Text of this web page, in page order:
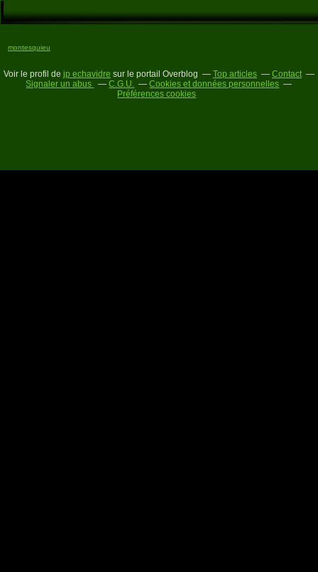
montesquieu
Voir le profil de jp echavidre sur le portail Overblog Top articles
Contact
Signaler un abus
C.G.U.
Cookies et données personnelles
Préférences cookies